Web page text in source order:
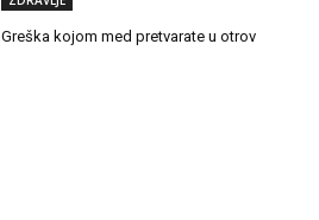
Greška kojom med pretvarate u otrov